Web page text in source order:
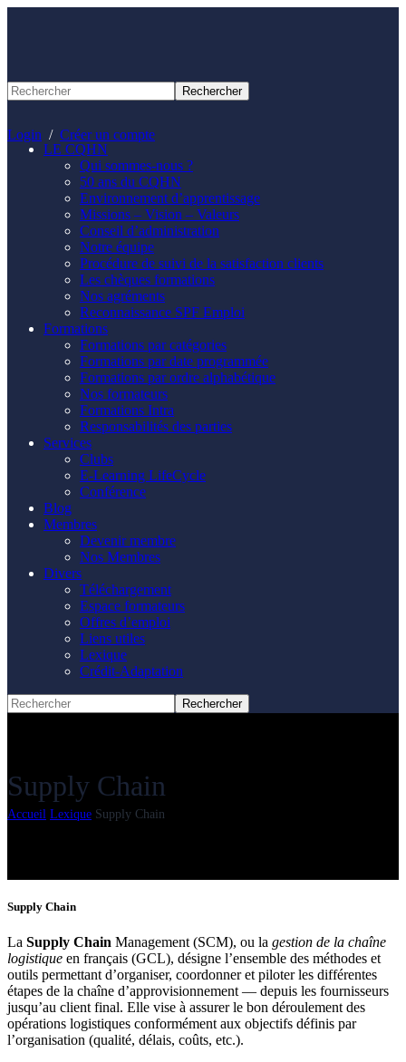
Login / Créer un compte
LE CQHN
Qui sommes-nous ?
50 ans du CQHN
Environnement d’apprentissage
Missions – Vision – Valeurs
Conseil d’administration
Notre équipe
Procédure de suivi de la satisfaction clients
Les chèques formations
Nos agréments
Reconnaissance SPF Emploi
Formations
Formations par catégories
Formations par date programmée
Formations par ordre alphabétique
Nos formateurs
Formations Intra
Responsabilités des parties
Services
Clubs
E-Learning LifeCycle
Conférence
Blog
Membres
Devenir membre
Nos Membres
Divers
Téléchargement
Espace formateurs
Offres d’emploi
Liens utiles
Lexique
Crédit-Adaptation
Supply Chain
Accueil Lexique Supply Chain
Supply Chain
La Supply Chain Management (SCM), ou la gestion de la chaîne
logistique en français (GCL), désigne l’ensemble des méthodes et
outils permettant d’organiser, coordonner et piloter les différentes
étapes de la chaîne d’approvisionnement — depuis les fournisseurs
jusqu’au client final. Elle vise à assurer le bon déroulement des
opérations logistiques conformément aux objectifs définis par
l’organisation (qualité, délais, coûts, etc.).
Panneau de gestion des cookies